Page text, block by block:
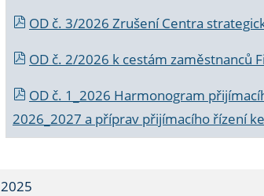
OD č. 3/2026 Zrušení Centra
OD č. 2/2026 k cestám zaměstnanců
OD č. 1_2026 Harmonogram
2026_2027 a příprav přijímacího řízení
2025